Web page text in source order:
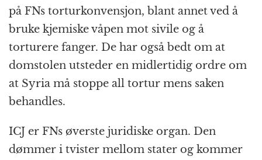
på FNs torturkonvensjon, blant annet ved å
bruke kjemiske våpen mot sivile og å
torturere fanger. De har også bedt om at
domstolen utsteder en midlertidig ordre om
at Syria må stoppe all tortur mens saken
behandles.
ICJ er FNs øverste juridiske organ. Den
dømmer i tvister mellom stater og kommer